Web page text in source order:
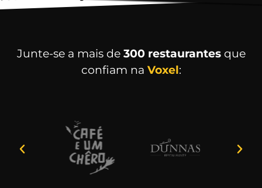
Junte-se a mais de 300 restaurantesque
confiam na Voxel: